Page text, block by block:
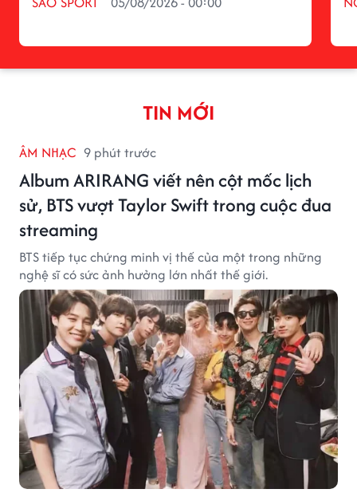
TIN MỚI
ÂM NHẠC 9 phút trước
Album ARIRANG viết nên cột mốc lịch
sử, BTS vượt Taylor Swift trong cuộc đua
streaming
BTS tiếp tục chứng minh vị thế của một trong những
nghệ sĩ có sức ảnh hưởng lớn nhất thế giới.